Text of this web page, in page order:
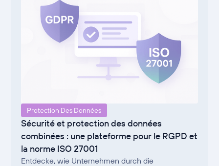
Protection Des Données
Sécurité et protection des données
combinées : une plateforme pour le RGPD et
la norme ISO 27001
Entdecke, wie Unternehmen durch die